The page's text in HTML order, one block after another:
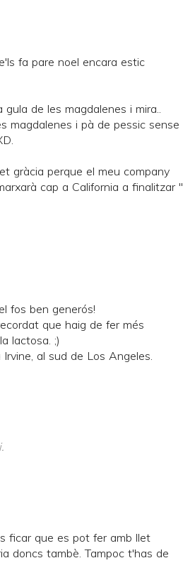
fa pare noel encara estic
de les magdalenes i mira..
magdalenes i pà de pessic sense
gràcia perque el meu company
cap a California a finalitzar "
fos ben generós!
que haig de fer més
lactosa. ;)
al sud de Los Angeles.
ficar que es pot fer amb llet
doncs tambè. Tampoc t'has de